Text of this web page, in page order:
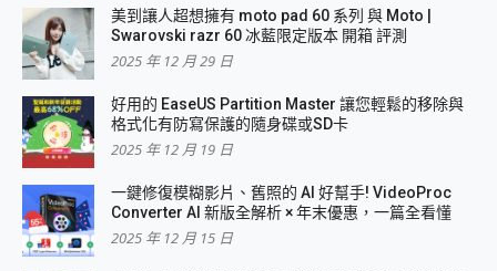
美到讓人超想擁有 moto pad 60 系列 與 Moto |
Swarovski razr 60 冰藍限定版本 開箱 評測
2025 年 12 月 29 日
好用的 EaseUS Partition Master 讓您輕鬆的移除與
格式化有防寫保護的隨身碟或SD卡
2025 年 12 月 19 日
一鍵修復模糊影片、舊照的 AI 好幫手! VideoProc
Converter AI 新版全解析 × 年末優惠，一篇全看懂
2025 年 12 月 15 日